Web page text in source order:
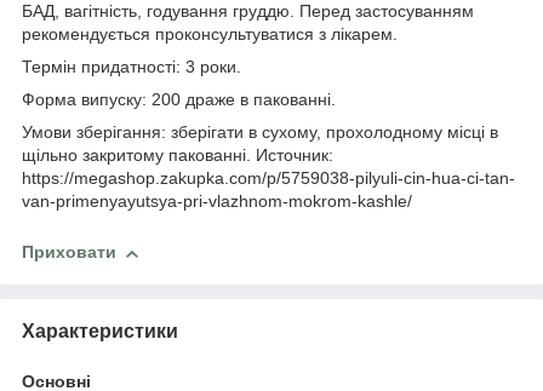
БАД, вагітність, годування груддю. Перед застосуванням
рекомендується проконсультуватися з лікарем.
Термін придатності: 3 роки.
Форма випуску: 200 драже в пакованні.
Умови зберігання: зберігати в сухому, прохолодному місці в
щільно закритому пакованні. Источник:
https://megashop.zakupka.com/p/5759038-pilyuli-cin-hua-ci-tan-
van-primenyayutsya-pri-vlazhnom-mokrom-kashle/
Приховати
Характеристики
Основні